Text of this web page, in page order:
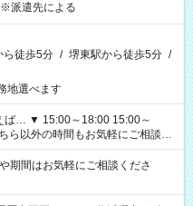
派遣先による
ら徒歩5分 / 堺東駅から徒歩5分 /
地選べます
間はお気軽にご相談くださ